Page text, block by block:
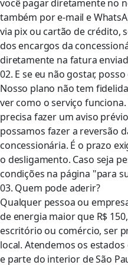
você pagar diretamente no
também por e-mail e
via pix ou cartão de crédito,
dos encargos da
diretamente na fatura
02. E se eu não gostar,
Nosso plano não tem
ver como o serviço funciona.
precisa fazer um aviso
possamos fazer a reversão
concessionária. É o prazo
o desligamento. Caso seja
condições na página "para
03. Quem pode aderir?
Qualquer pessoa ou
de energia maior que R$
escritório ou comércio, ser
local. Atendemos os
e parte do interior de São